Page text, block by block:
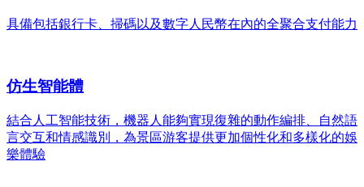
具備包括銀行卡、掃碼以及數字人民幣在內的全聚合支付能力
仿生智能體
結合人工智能技術，機器人能夠實現復雜的動作編排、自然語
言交互和情感識別，為景區游客提供更加個性化和多樣化的娛
樂體驗